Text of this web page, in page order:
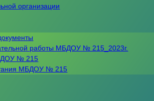
организации
работы МБДОУ № 215_2023г.
№ 215
МБДОУ № 215